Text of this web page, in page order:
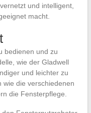
und intelligent,
macht.
bedienen und zu
wie der Gladwell
und leichter zu
die verschiedenen
die Fensterpflege.